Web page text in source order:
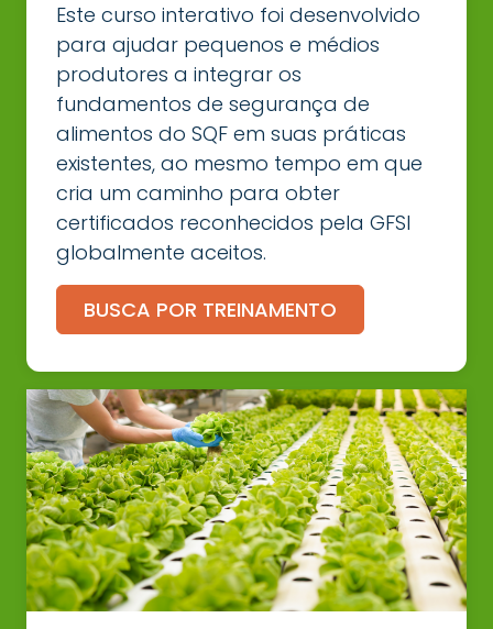
Este curso interativo foi desenvolvido
para ajudar pequenos e médios
produtores a integrar os
fundamentos de segurança de
alimentos do SQF em suas práticas
existentes, ao mesmo tempo em que
cria um caminho para obter
certificados reconhecidos pela GFSI
globalmente aceitos.
BUSCA POR TREINAMENTO